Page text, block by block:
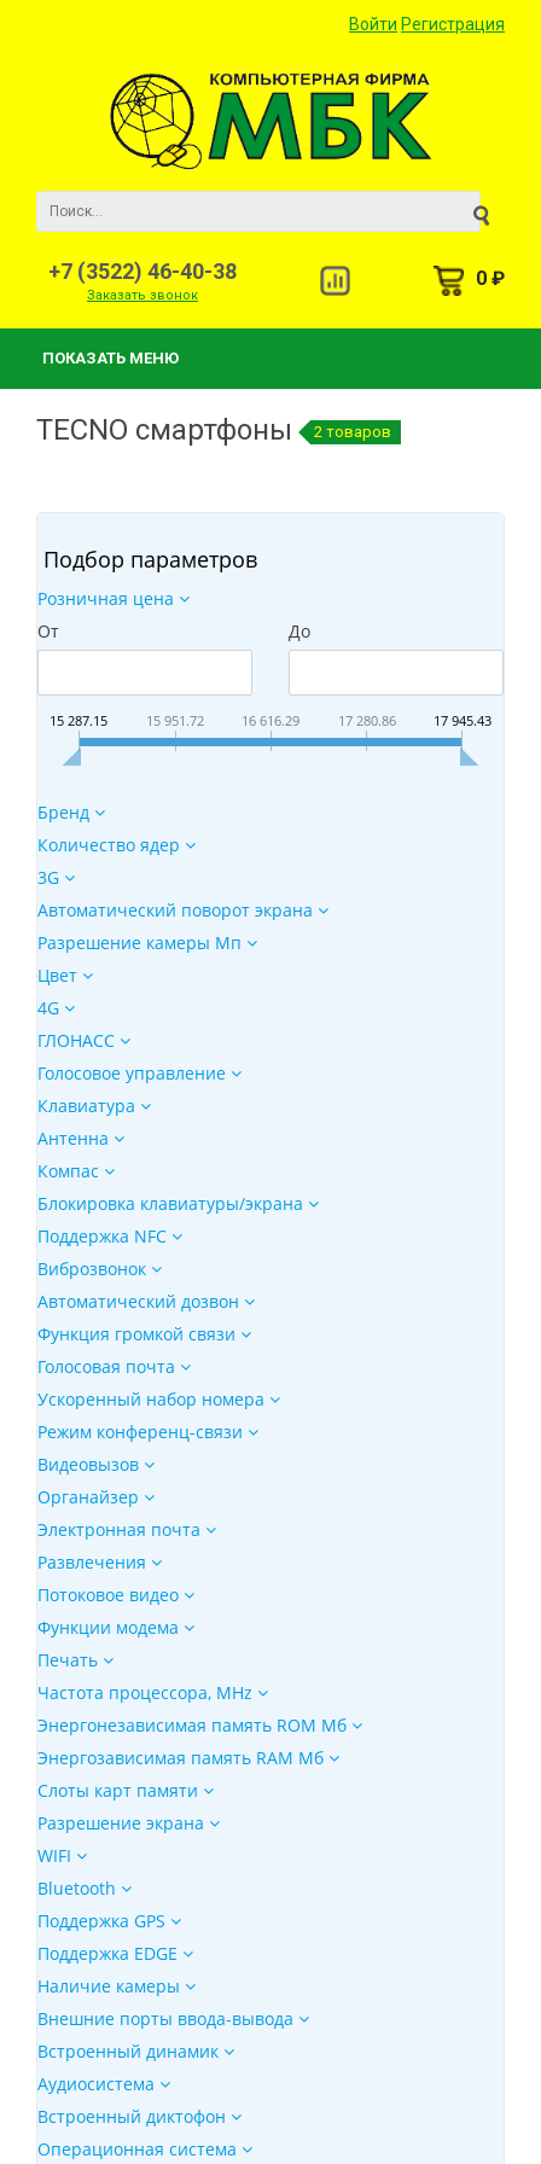
Войти Регистрация
+7 (3522) 46-40-38
Заказать звонок
0 ₽
ПОКАЗАТЬ МЕНЮ
TECNO смартфоны 2 товаров
Подбор параметров
Розничная цена
От
До
15 287.15 15 951.72 16 616.29 17 280.86 17 945.43
Бренд
Количество ядер
3G
Автоматический поворот экрана
Разрешение камеры Мп
Цвет
4G
ГЛОНАСС
Голосовое управление
Клавиатура
Антенна
Компас
Блокировка клавиатуры/экрана
Поддержка NFC
Виброзвонок
Автоматический дозвон
Функция громкой связи
Голосовая почта
Ускоренный набор номера
Режим конференц-связи
Видеовызов
Органайзер
Электронная почта
Развлечения
Потоковое видео
Функции модема
Печать
Частота процессора, MHz
Энергонезависимая память ROM Мб
Энергозависимая память RAM Мб
Слоты карт памяти
Разрешение экрана
WIFI
Bluetooth
Поддержка GPS
Поддержка EDGE
Наличие камеры
Внешние порты ввода-вывода
Встроенный динамик
Аудиосистема
Встроенный диктофон
Операционная система